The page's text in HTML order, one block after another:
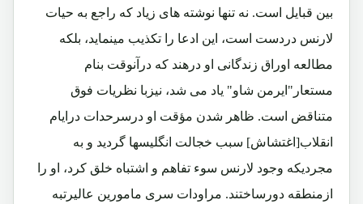
بین قبایل است. نه تنها نوشته های زیاد که راجع به حیات
لارنس دردست است، این ادعا را تکذیب مینماید، بلکه
مطالعه اوراق زندگانی او درهند که درآنوقت بنام
مستعار"ایرمن شاو" یاد می شد، نیزبا نظریات فوق
متناقض است. ظاهر شدن مؤقت او درسرحدات درایام
انقلاب[اغتشاش] سبب خجالت انگلیسها گردید و به
مجردیکه وجود لارنس سوء تفاهم و اشتباه خلق کرد، او را
ازمنطقه دورساختند. مراودات سری مامورین عالیرتبه